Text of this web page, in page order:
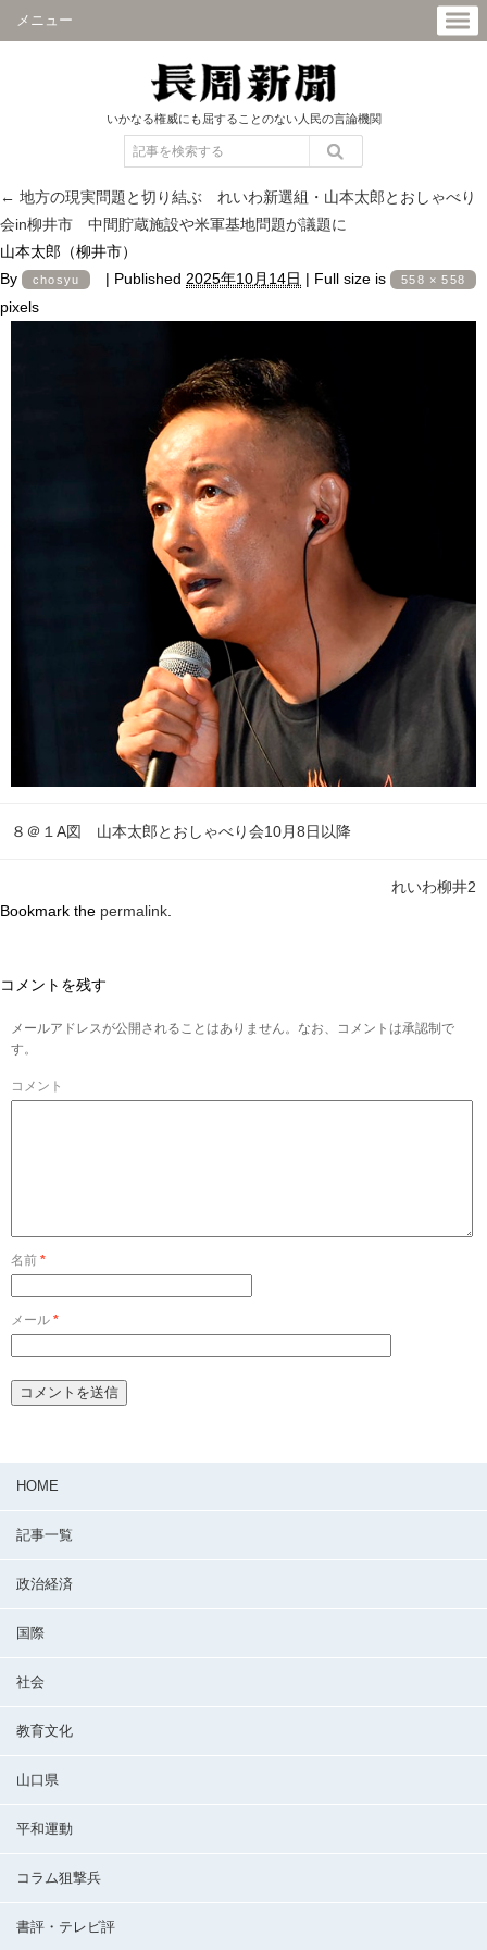
メニュー
いかなる権威にも屈することのない人民の言論機関
← 地方の現実問題と切り結ぶ れいわ新選組・山本太郎とおしゃべり
会in柳井市 中間貯蔵施設や米軍基地問題が議題に
山本太郎（柳井市）
By
chosyu | Published 2025年10月14日 | Full size is 558 × 558
pixels
８＠１A図 山本太郎とおしゃべり会10月8日以降
れいわ柳井2
Bookmark the permalink
コメントを残す
メールアドレスが公開されることはありません。なお、コメントは承認制で
す。
コメント
名前 *
メール *
HOME
記事一覧
政治経済
国際
社会
教育文化
山口県
平和運動
コラム狙撃兵
書評・テレビ評